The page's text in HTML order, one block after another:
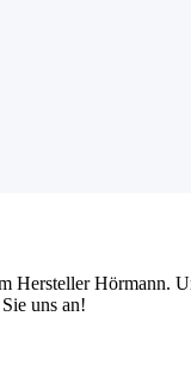
Hörmann.
uns an!